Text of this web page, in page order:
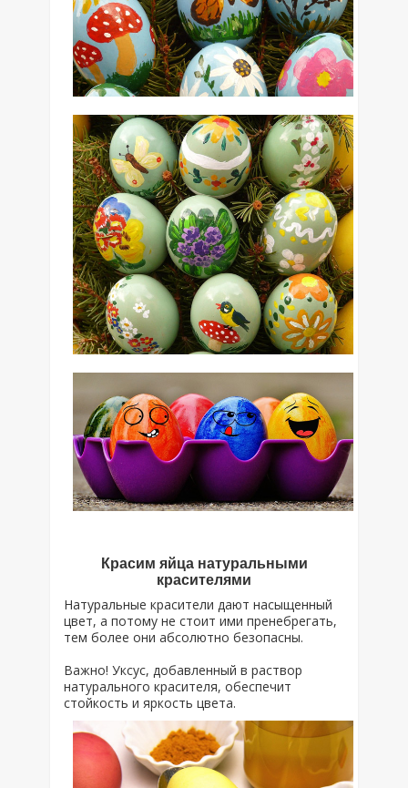
Красим яйца натуральными
красителями
Натуральные красители дают насыщенный
цвет, а потому не стоит ими пренебрегать,
тем более они абсолютно безопасны.
Важно! Уксус, добавленный в раствор
натурального красителя, обеспечит
стойкость и яркость цвета.